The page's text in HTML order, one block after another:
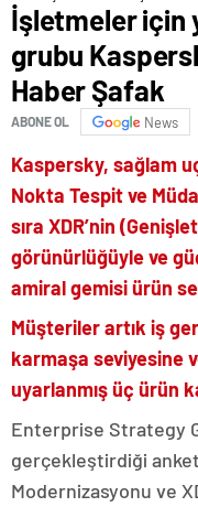
İşletmeler için
grubu
Haber Şafak
ABONE OL News
Kaspersky, sağlam
Nokta Tespit ve
sıra XDR’nin
görünürlüğüyle ve
amiral gemisi ürün
Müşteriler artık iş
karmaşa seviyesine
uyarlanmış üç ürün
Enterprise Strategy
gerçekleştirdiği
Modernizasyonu ve